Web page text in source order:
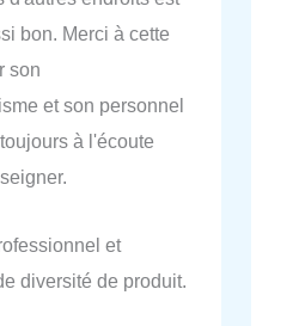
bon. Merci à cette
son
et son personnel
à l'écoute
et
diversité de produit.